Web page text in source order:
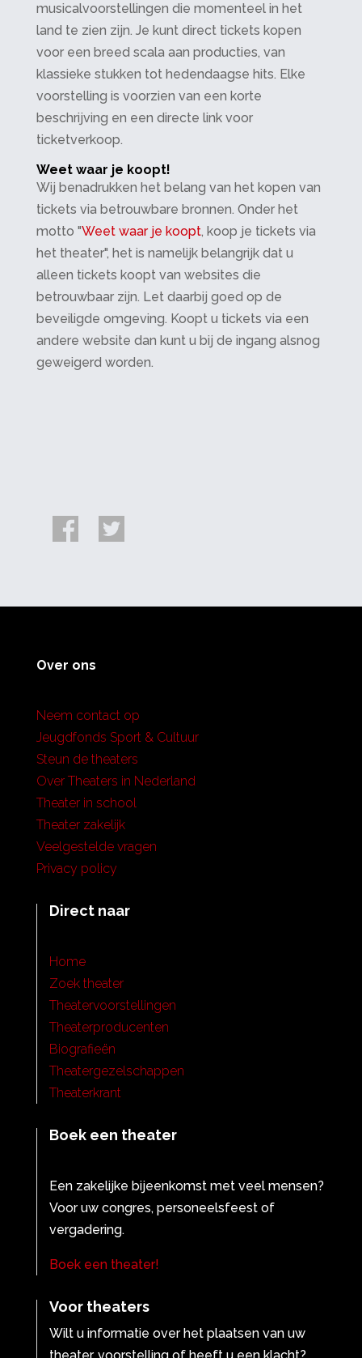
musicalvoorstellingen die momenteel in het
land te zien zijn. Je kunt direct tickets kopen
voor een breed scala aan producties, van
klassieke stukken tot hedendaagse hits. Elke
voorstelling is voorzien van een korte
beschrijving en een directe link voor
ticketverkoop.
Weet waar je koopt!
Wij benadrukken het belang van het kopen van
tickets via betrouwbare bronnen. Onder het
motto "Weet waar je koopt, koop je tickets via
het theater", het is namelijk belangrijk dat u
alleen tickets koopt van websites die
betrouwbaar zijn. Let daarbij goed op de
beveiligde omgeving. Koopt u tickets via een
andere website dan kunt u bij de ingang alsnog
geweigerd worden.
Over ons
Neem contact op
Jeugdfonds Sport & Cultuur
Steun de theaters
Over Theaters in Nederland
Theater in school
Theater zakelijk
Veelgestelde vragen
Privacy policy
Direct naar
Home
Zoek theater
Theatervoorstellingen
Theaterproducenten
Biografieën
Theatergezelschappen
Theaterkrant
Boek een theater
Een zakelijke bijeenkomst met veel mensen?
Voor uw congres, personeelsfeest of
vergadering.
Boek een theater!
Voor theaters
Wilt u informatie over het plaatsen van uw